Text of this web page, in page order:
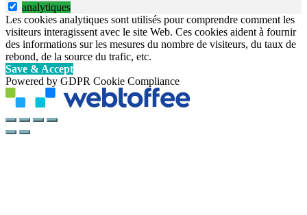
analytiques
Les cookies analytiques sont utilisés pour comprendre comment les
visiteurs interagissent avec le site Web. Ces cookies aident à fournir
des informations sur les mesures du nombre de visiteurs, du taux de
rebond, de la source du trafic, etc.
Save & Accept
Powered by GDPR Cookie Compliance